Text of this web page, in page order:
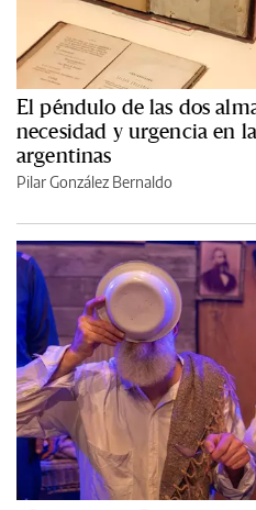
El péndulo de las dos
necesidad y urgencia en
argentinas
Pilar González Bernaldo